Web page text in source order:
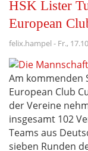
Auftritt
des
HSK
Lister
bei
DSAM
HSK Lister
European
felix.hampel - Fr.,
Am kommenden
European Club
der Vereine
insgesamt 102
Teams aus
sieben Runden